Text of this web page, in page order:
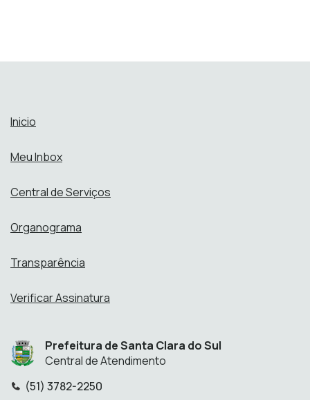
Inicio
Meu Inbox
Central de Serviços
Organograma
Transparência
Verificar Assinatura
Prefeitura de Santa Clara do Sul
Central de Atendimento
(51) 3782-2250